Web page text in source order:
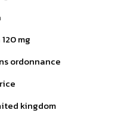
mg
ordonnance
kingdom